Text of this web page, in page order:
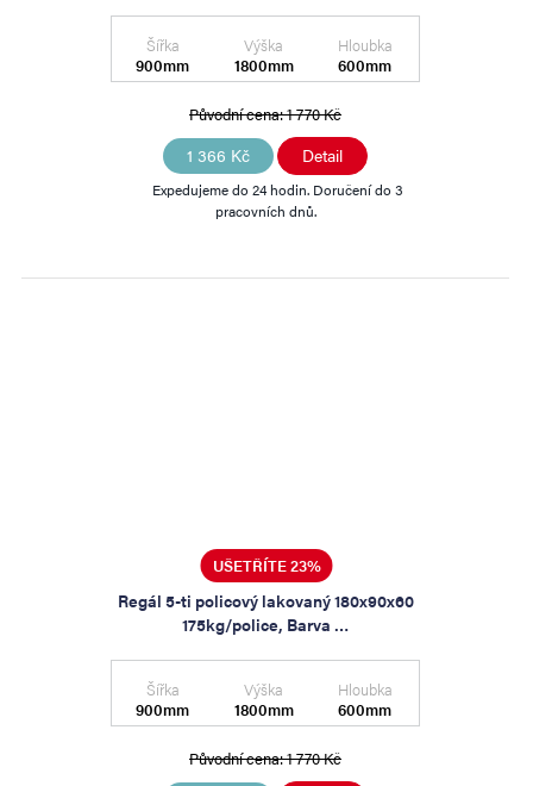
Šířka
900mm
Výška
1800mm
Hloubka
600mm
Původní cena:1 770 Kč
1 366 Kč Detail
Expedujeme do 24 hodin. Doručení do 3
pracovních dnů.
UŠETŘÍTE 23%
Regál 5-ti policový lakovaný 180x90x60
175kg/police, Barva …
Šířka
900mm
Výška
1800mm
Hloubka
600mm
Původní cena:1 770 Kč